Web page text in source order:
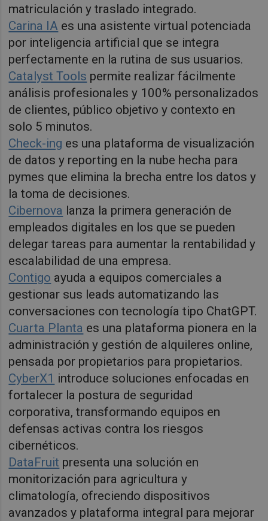
matriculación y traslado integrado.
Carina IA es una asistente virtual potenciada
por inteligencia artificial que se integra
perfectamente en la rutina de sus usuarios.
Catalyst Tools permite realizar fácilmente
análisis profesionales y 100% personalizados
de clientes, público objetivo y contexto en
solo 5 minutos.
Check-ing es una plataforma de visualización
de datos y reporting en la nube hecha para
pymes que elimina la brecha entre los datos y
la toma de decisiones.
Cibernova lanza la primera generación de
empleados digitales en los que se pueden
delegar tareas para aumentar la rentabilidad y
escalabilidad de una empresa.
Contigo ayuda a equipos comerciales a
gestionar sus leads automatizando las
conversaciones con tecnología tipo ChatGPT.
Cuarta Planta es una plataforma pionera en la
administración y gestión de alquileres online,
pensada por propietarios para propietarios.
CyberX1 introduce soluciones enfocadas en
fortalecer la postura de seguridad
corporativa, transformando equipos en
defensas activas contra los riesgos
cibernéticos.
DataFruit presenta una solución en
monitorización para agricultura y
climatología, ofreciendo dispositivos
avanzados y plataforma integral para mejorar